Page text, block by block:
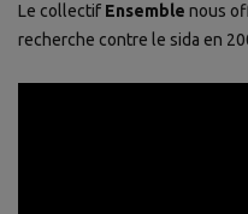
Le collectif Ensemble nous
recherche contre le sida en